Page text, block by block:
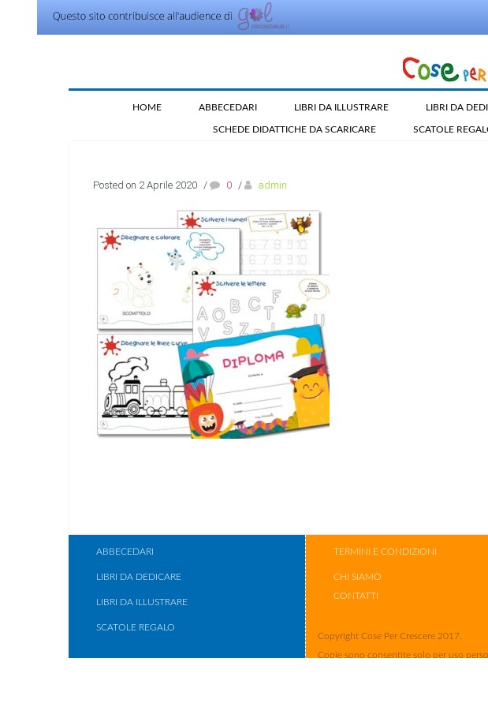
HOME ABBECEDARI LIBRI DA ILLUSTRARE LIBRI DA
SCHEDE DIDATTICHE DA SCARICARE SCATOLE
Posted on 2 Aprile 2020 / 0 / admin
ABBECEDARI
LIBRI DA DEDICARE
LIBRI DA ILLUSTRARE
SCATOLE REGALO
TERMINI E CONDIZIONI
CHI SIAMO
CONTATTI
Copyright Cose Per Crescere 2017.
Copie sono consentite solo per uso